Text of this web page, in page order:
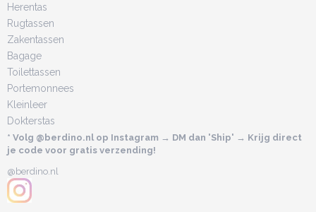
Herentas
Rugtassen
Zakentassen
Bagage
Toilettassen
Portemonnees
Kleinleer
Dokterstas
* Volg @berdino.nl op Instagram → DM dan 'Ship' → Krijg direct
je code voor gratis verzending!
@berdino.nl